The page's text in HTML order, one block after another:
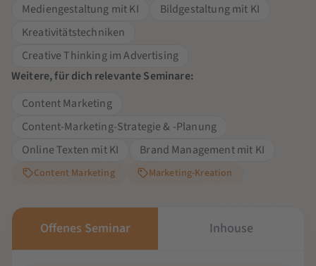
Mediengestaltung mit KI
Bildgestaltung mit KI
Kreativitätstechniken
Creative Thinking im Advertising
Weitere, für dich relevante Seminare:
Content Marketing
Content-Marketing-Strategie & -Planung
Online Texten mit KI
Brand Management mit KI
Content Marketing Marketing-Kreation
Offenes Seminar Inhouse